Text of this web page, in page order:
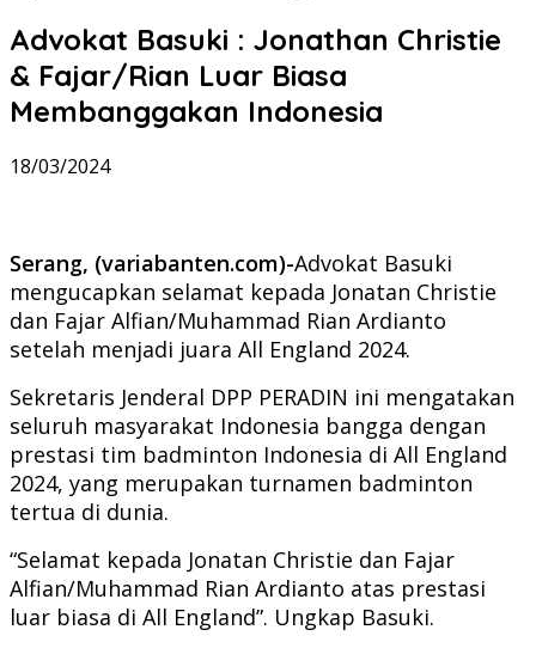
Advokat Basuki : Jonathan Christie
& Fajar/Rian Luar Biasa
Membanggakan Indonesia
18/03/2024
Serang, (variabanten.com)-Advokat Basuki
mengucapkan selamat kepada Jonatan Christie
dan Fajar Alfian/Muhammad Rian Ardianto
setelah menjadi juara All England 2024.
Sekretaris Jenderal DPP PERADIN ini mengatakan
seluruh masyarakat Indonesia bangga dengan
prestasi tim badminton Indonesia di All England
2024, yang merupakan turnamen badminton
tertua di dunia.
“Selamat kepada Jonatan Christie dan Fajar
Alfian/Muhammad Rian Ardianto atas prestasi
luar biasa di All England”. Ungkap Basuki.